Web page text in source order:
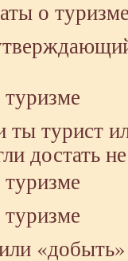
ты турист
достать
«добыть»